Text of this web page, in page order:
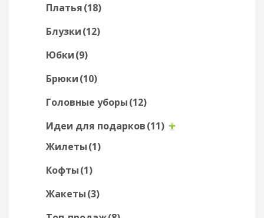
Платья(18)
Блузки(12)
Юбки(9)
Брюки(10)
Головные уборы(12)
Идеи для подарков(11)
Жилеты(1)
Кофты(1)
Жакеты(3)